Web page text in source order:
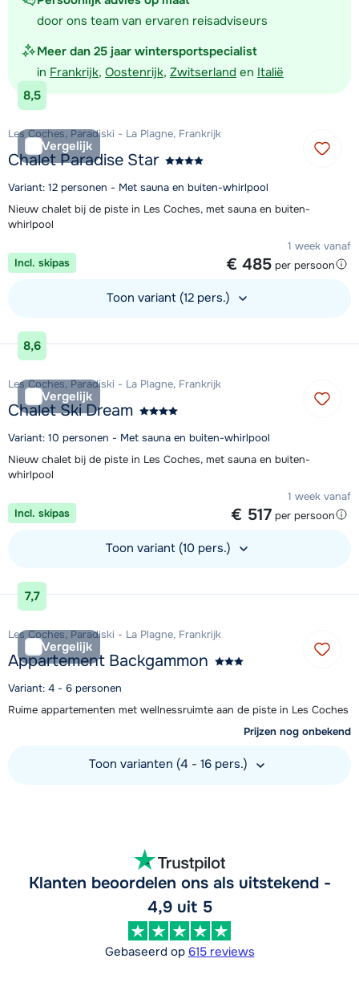
door ons team van ervaren reisadviseurs
Meer dan 25 jaar wintersportspecialist
in Frankrijk, Oostenrijk, Zwitserland en Italië
8,5
Vergelijk
Les Coches, Paradiski - La Plagne, Frankrijk
Chalet Paradise Star
Variant: 12 personen - Met sauna en buiten-whirlpool
Nieuw chalet bij de piste in Les Coches, met sauna en buiten-
whirlpool
1 week vanaf
€ 485 per persoon
Incl. skipas
Toon variant (12 pers.)
Bekijk accommodatie
8,6
Vergelijk
Les Coches, Paradiski - La Plagne, Frankrijk
Chalet Ski Dream
Variant: 10 personen - Met sauna en buiten-whirlpool
Nieuw chalet bij de piste in Les Coches, met sauna en buiten-
whirlpool
1 week vanaf
€ 517 per persoon
Incl. skipas
Toon variant (10 pers.)
Bekijk accommodatie
7,7
Vergelijk
Les Coches, Paradiski - La Plagne, Frankrijk
Appartement Backgammon
Variant: 4 - 6 personen
Ruime appartementen met wellnessruimte aan de piste in Les Coches
Prijzen nog onbekend
Toon varianten (4 - 16 pers.)
Klanten beoordelen ons als uitstekend -
4,9 uit 5
Gebaseerd op 615 reviews